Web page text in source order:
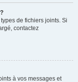
de fichiers joints. Si
contactez
à vos messages et